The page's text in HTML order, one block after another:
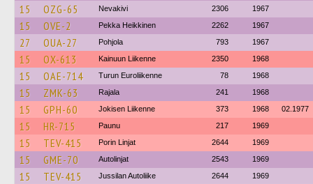
15 OZG-65 Nevakivi 2306 1967
15 OVE-2 Pekka Heikkinen 2262 1967
27 OUA-27 Pohjola 793 1967
15 OX-613 Kainuun Liikenne 2350 1968
15 OAE-714 Turun Euroliikenne 78 1968
15 ZMK-63 Rajala 241 1968
15 GPH-60 Jokisen Liikenne 373 1968 02.1977
15 HR-715 Paunu 217 1969
15 TEV-415 Porin Linjat 2644 1969
15 GME-70 Autolinjat 2543 1969
15 TEV-415 Jussilan Autoliike 2644 1969